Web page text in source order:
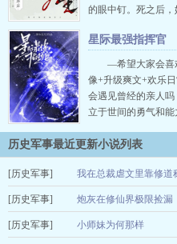
的眼中钉。死之后
杨花。故而杀她之
道：“你不该强占婚
死了，那也是造福苍
星际最强指挥官
—希望大家会喜
像+升级爽文+欢乐
会遇见曾经的亲人
立于世间的勇气和
不仅无父无母，还无
的一个“666”的编号
天破烂后，意外发…
历史军事最近更新小说列表
[历史军事] 我在总裁虐文里靠修道
迟逢
[历史军事] 炮灰在修仙界极限捡漏
萧凌凌凌
[历史军事] 小师妹为何那样